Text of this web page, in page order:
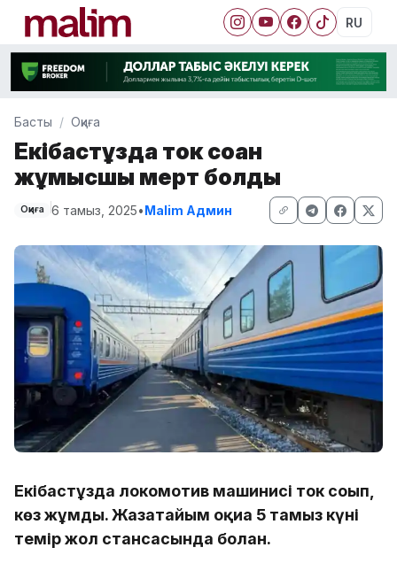
RU
Басты Оқиға
Екібастұзда ток соққан
жұмысшы мерт болды
Оқиға 6 тамыз, 2025•Malim Админ
Екібастұзда локомотив машинисі ток соғып,
көз жұмды. Жазатайым оқиға 5 тамыз күні
темір жол стансасында болған.